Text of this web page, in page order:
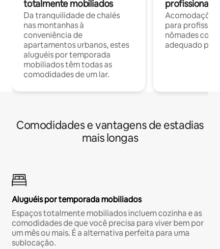
totalmente mobiliados
Da tranquilidade de chalés
nas montanhas à
conveniência de
apartamentos urbanos, estes
aluguéis por temporada
mobiliados têm todas as
comodidades de um lar.
profissionais
para
nômades com
adequado
Comodidades e vantagens de estadias
mais longas
Aluguéis por temporada mobiliados
Espaços totalmente mobiliados incluem cozinha e as
comodidades de que você precisa para viver bem por
um mês ou mais. É a alternativa perfeita para uma
sublocação.